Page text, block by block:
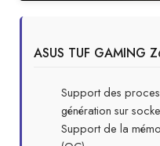
ASUS TUF GAMING
Support des
génération sur
Support de la